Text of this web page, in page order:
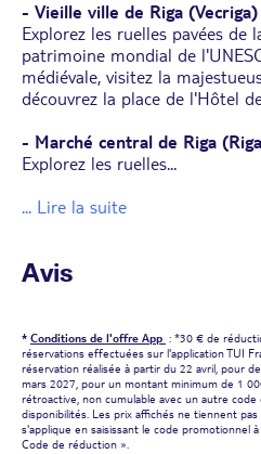
- Vieille ville de Riga (Vecriga)
Explorez les ruelles pavées de
patrimoine mondial de
médiévale, visitez la
découvrez la place de l'Hôtel
- Marché central de Riga
Explorez les ruelles...
... Lire la suite
Avis
* Conditions de l'offre App : *30 € de
réservations effectuées sur l'application TUI
réservation réalisée à partir du 22 avril, pour
mars 2027, pour un montant minimum de 1
rétroactive, non cumulable avec un autre
disponibilités. Les prix affichés ne tiennent
s'applique en saisissant le code promotionnel
Code de réduction ».